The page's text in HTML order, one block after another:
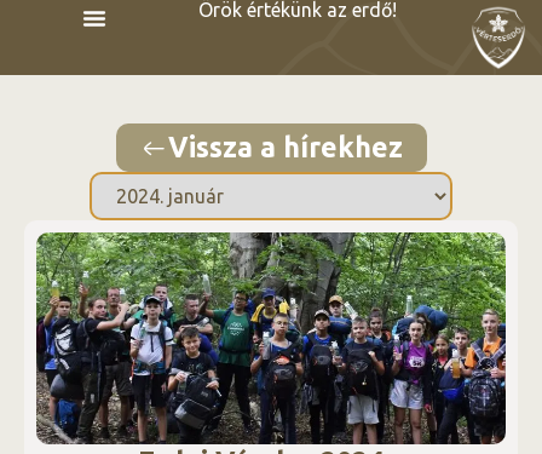
Örök értékünk az erdő!
Vissza a hírekhez